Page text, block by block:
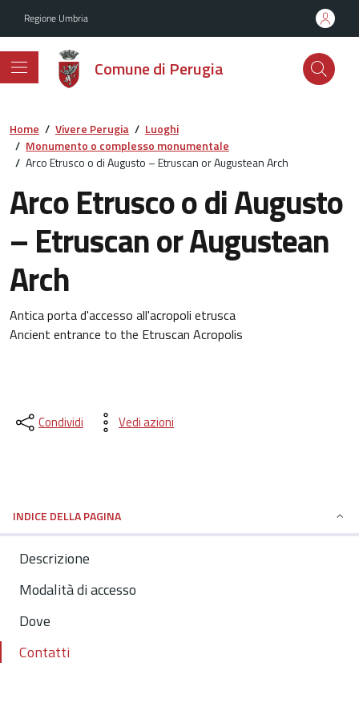
Regione Umbria
Comune di Perugia
Home / Vivere Perugia / Luoghi
/ Monumento o complesso monumentale
/ Arco Etrusco o di Augusto – Etruscan or Augustean Arch
Arco Etrusco o di Augusto
– Etruscan or Augustean
Arch
Antica porta d'accesso all'acropoli etrusca
Ancient entrance to the Etruscan Acropolis
Condividi Vedi azioni
INDICE DELLA PAGINA
Descrizione
Modalità di accesso
Dove
Contatti